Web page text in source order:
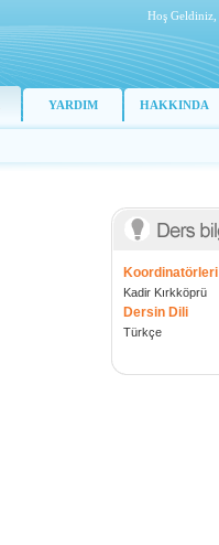
Hoş Geldiniz,
YARDIM HAKKINDA
Koordinatörleri
Kadir Kırkköprü
Dersin Dili
Türkçe